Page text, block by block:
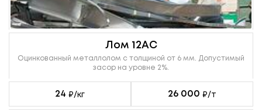
Лом 12АС
Оцинкованный металлолом с толщиной от 6 мм. Допустимый
засор на уровне 2%.
24 ₽/кг 26 000 ₽/т